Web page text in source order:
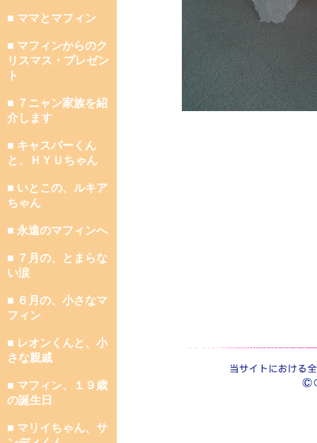
■ ママとマフィン
■ マフィンからのク
リスマス・プレゼン
ト
■ ７ニャン家族を紹
介します
■ キャスパーくん
と、ＨＹＵちゃん
■ いとこの、ルキア
ちゃん
■ 永遠のマフィンへ
■ ７月の、とまらな
い涙
■ ６月の、小さなマ
フィン
■ レオンくんと、小
さな親戚
■ マフィン、１９歳
の誕生日
■ マリイちゃん、サ